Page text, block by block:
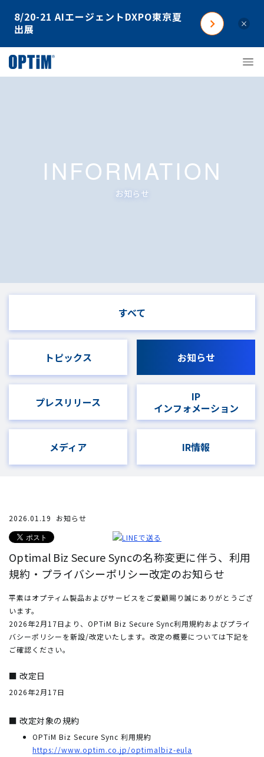
8/20-21 AIエージェントDXPO東京夏
出展
×
INFORMATION
お知らせ
すべて
トピックス お知らせ
プレスリリース
IP
インフォメーション
メディア IR情報
2026.01.19 お知らせ
Optimal Biz Secure Syncの名称変更に伴う、利用
規約・プライバシーポリシー改定のお知らせ
平素はオプティム製品およびサービスをご愛顧賜り誠にありがとうござ
います。
2026年2月17日より、OPTiM Biz Secure Sync利用規約およびプライ
バシーポリシーを新設/改定いたします。改定の概要については下記を
ご確認ください。
■ 改定日
2026年2月17日
■ 改定対象の規約
OPTiM Biz Secure Sync 利用規約
https://www.optim.co.jp/optimalbiz-eula